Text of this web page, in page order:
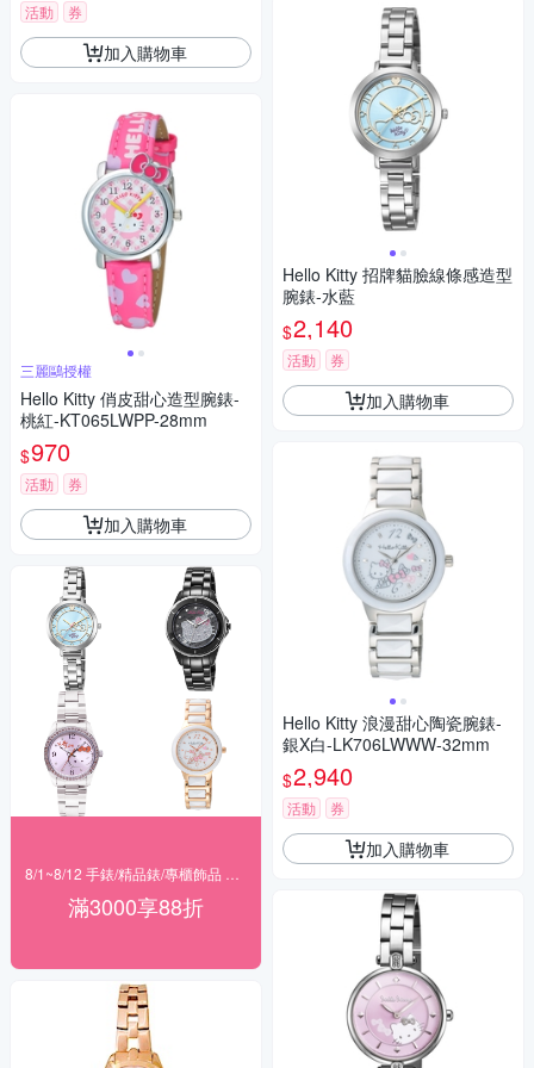
活動 券
加入購物車
三麗鷗授權
Hello Kitty 俏皮甜心造型腕錶-
桃紅-KT065LWPP-28mm
$970
活動 券
加入購物車
滿3000享88折
Hello Kitty 招牌貓臉線條感造型
腕錶-水藍
$2,140
活動 券
加入購物車
Hello Kitty 浪漫甜心陶瓷腕錶-
銀X白-LK706LWWW-32mm
$2,940
活動 券
加入購物車